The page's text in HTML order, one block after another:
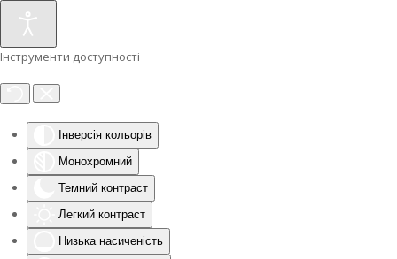
Інструменти доступності
Інверсія кольорів
Монохромний
Темний контраст
Легкий контраст
Низька насиченість